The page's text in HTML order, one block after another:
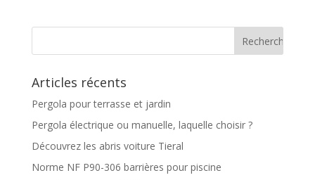
Articles récents
Pergola pour terrasse et jardin
Pergola électrique ou manuelle, laquelle choisir ?
Découvrez les abris voiture Tieral
Norme NF P90-306 barrières pour piscine